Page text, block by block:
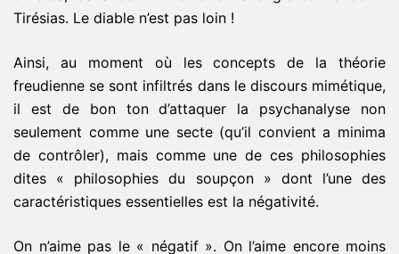
Tirésias. Le diable n’est pas loin !
Ainsi, au moment où les concepts de la théorie
freudienne se sont infiltrés dans le discours mimétique,
il est de bon ton d’attaquer la psychanalyse non
seulement comme une secte (qu’il convient a minima
de contrôler), mais comme une de ces philosophies
dites « philosophies du soupçon » dont l’une des
caractéristiques essentielles est la négativité.
On n’aime pas le « négatif ». On l’aime encore moins